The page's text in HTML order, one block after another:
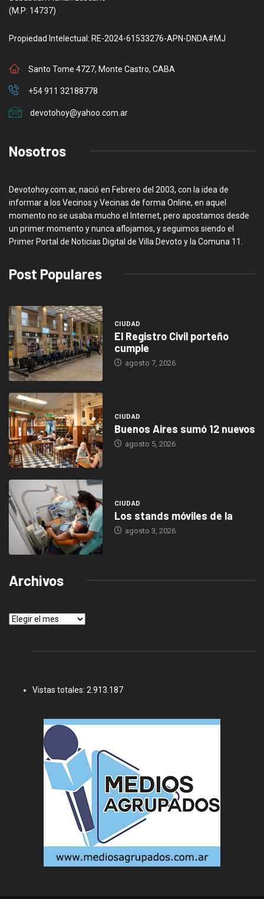
(M.P: 14737)
Propiedad Intelectual: RE-2024-61533276-APN-DNDA#MJ
Santo Tome 4727, Monte Castro, CABA
+54 911 32188778
devotohoy@yahoo.com.ar
Nosotros
Devotohoy.com.ar, nació en Febrero del 2003, con la idea de
informar a los Vecinos y Vecinas de forma Online, en aquel
momento no se usaba mucho el Internet, pero apostamos desde
un primer momento y nunca aflojamos, y seguimos siendo el
Primer Portal de Noticias Digital de Villa Devoto y la Comuna 11.
Post Populares
CIUDAD
El Registro Civil porteño
cumple
agosto 7, 2026
CIUDAD
Buenos Aires sumó 12 nuevos
agosto 5, 2026
CIUDAD
Los stands móviles de la
agosto 3, 2026
Archivos
Archivos
Vistas totales: 2.913.187